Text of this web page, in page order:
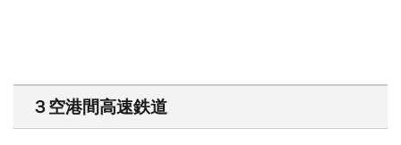
３空港間高速鉄道